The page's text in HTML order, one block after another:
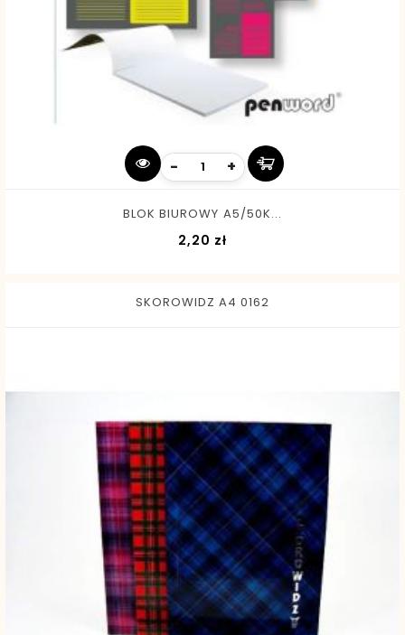
- +
BLOK BIUROWY A5/50K...
2,20 złCena
SKOROWIDZ A4 0162